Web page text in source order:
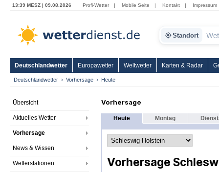
13:39 MESZ | 09.08.2026 Profi-Wetter | Mobile Seite | Kontakt | Impressum
Standort
Deutschlandwetter Europawetter Weltwetter Karten & Radar
Deutschlandwetter Vorhersage Heute
Übersicht
Aktuelles Wetter
Vorhersage
News & Wissen
Wetterstationen
Vorhersage
Heute Montag
Vorhersage